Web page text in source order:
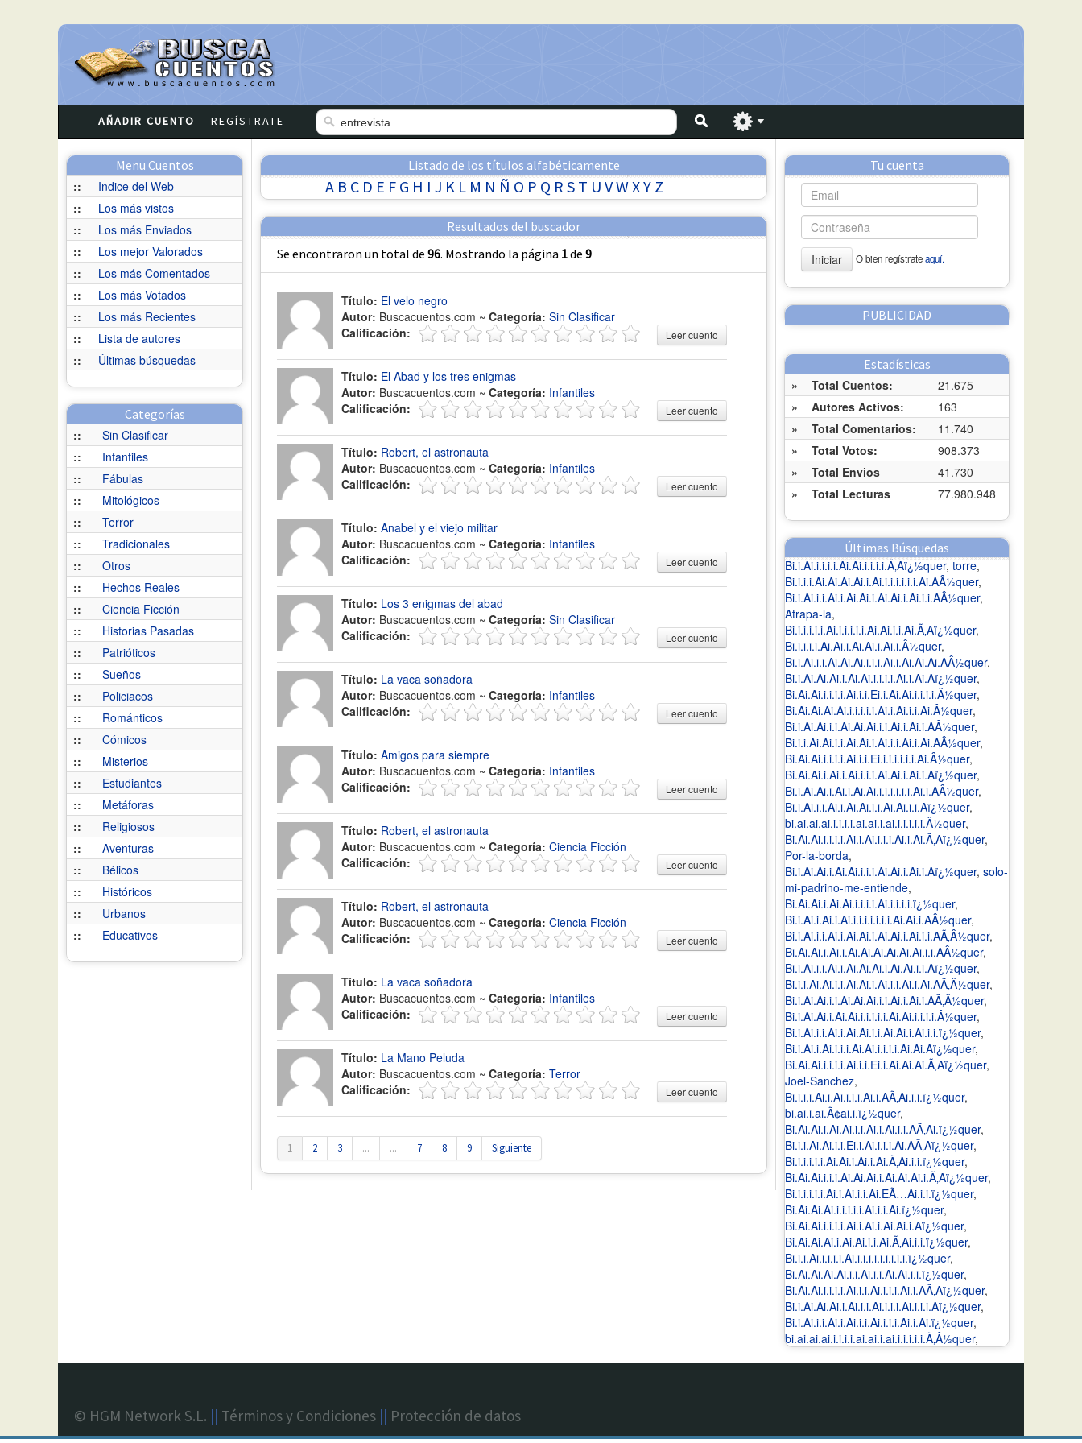
AÑADIR CUENTO REGÍSTRATE
Menu Cuentos
::
Indice del Web
::
Los más vistos
::
Los más Enviados
::
Los mejor Valorados
::
Los más Comentados
::
Los más Votados
::
Los más Recientes
::
Lista de autores
::
Últimas búsquedas
Categorías
::
Sin Clasificar
::
Infantiles
::
Fábulas
::
Mitológicos
::
Terror
::
Tradicionales
::
Otros
::
Hechos Reales
::
Ciencia Ficción
::
Historias Pasadas
::
Patrióticos
::
Sueños
::
Policiacos
::
Románticos
::
Cómicos
::
Misterios
::
Estudiantes
::
Metáforas
::
Religiosos
::
Aventuras
::
Bélicos
::
Históricos
::
Urbanos
::
Educativos
Listado de los títulos alfabéticamente
A B C D E F G H I J K L M N Ñ O P Q R S T U VWXY Z
Resultados del buscador
Se encontraron un total de 96. Mostrando la página 1de 9
Título: El velo negro
Autor: Buscacuentos.com ~ Categoría: Sin Clasificar
Calificación:
Leer cuento
Título: El Abad y los tres enigmas
Autor: Buscacuentos.com ~ Categoría: Infantiles
Calificación:
Leer cuento
Título: Robert, el astronauta
Autor: Buscacuentos.com ~ Categoría: Infantiles
Calificación:
Leer cuento
Título: Anabel y el viejo militar
Autor: Buscacuentos.com ~ Categoría: Infantiles
Calificación:
Leer cuento
Título: Los 3 enigmas del abad
Autor: Buscacuentos.com ~ Categoría: Sin Clasificar
Calificación:
Leer cuento
Título: La vaca soñadora
Autor: Buscacuentos.com ~ Categoría: Infantiles
Calificación:
Leer cuento
Título: Amigos para siempre
Autor: Buscacuentos.com ~ Categoría: Infantiles
Calificación:
Leer cuento
Título: Robert, el astronauta
Autor: Buscacuentos.com ~ Categoría: Ciencia Ficción
Calificación:
Leer cuento
Título: Robert, el astronauta
Autor: Buscacuentos.com ~ Categoría: Ciencia Ficción
Calificación:
Leer cuento
Título: La vaca soñadora
Autor: Buscacuentos.com ~ Categoría: Infantiles
Calificación:
Leer cuento
Título: La Mano Peluda
Autor: Buscacuentos.com ~ Categoría: Terror
Calificación:
Leer cuento
1 2 3 ... ... 7 8 9 Siguiente
Tu cuenta
Iniciar O bien regístrateaquí.
PUBLICIDAD
Estadísticas
»
Total Cuentos:
21.675
»
Autores Activos:
163
»
Total Comentarios:
11.740
»
Total Votos:
908.373
»
Total Envios
41.730
»
Total Lecturas 77.980.948
Últimas Búsquedas
Bi.i.Ai.i.i.i.i.Ai.Ai.i.i.i.i.Ã‚Aï¿½quer, torre,
Bi.i.i.i.Ai.Ai.Ai.Ai.i.Ai.i.i.i.i.i.i.Ai.AÂ½quer,
Bi.i.Ai.i.i.Ai.i.Ai.Ai.i.Ai.Ai.i.Ai.i.i.AÂ½quer,
Atrapa-la,
Bi.i.i.i.i.i.Ai.i.i.i.i.i.Ai.Ai.i.i.Ai.Ã‚Aï¿½quer,
Bi.i.i.i.i.Ai.Ai.i.Ai.Ai.i.Ai.i.Â½quer,
Bi.i.Ai.i.i.Ai.Ai.Ai.i.i.i.Ai.i.Ai.Ai.Ai.AÂ½quer,
Bi.i.Ai.Ai.Ai.i.Ai.Ai.i.i.i.i.Ai.i.Ai.Aï¿½quer,
Bi.Ai.Ai.i.i.i.i.Ai.i.i.Ei.i.Ai.Ai.i.i.i.i.Â½quer,
Bi.Ai.Ai.Ai.Ai.i.i.i.i.i.Ai.i.Ai.i.i.Ai.Â½quer,
Bi.i.Ai.Ai.i.i.Ai.Ai.Ai.i.i.Ai.i.Ai.i.AÂ½quer,
Bi.i.i.Ai.Ai.i.i.Ai.Ai.i.Ai.i.i.Ai.i.Ai.AÂ½quer,
Bi.Ai.Ai.i.i.i.i.Ai.i.i.Ei.i.i.i.i.i.i.Ai.Â½quer,
Bi.Ai.Ai.i.Ai.i.Ai.i.i.i.Ai.Ai.i.Ai.i.Aï¿½quer,
Bi.i.Ai.Ai.i.Ai.i.Ai.Ai.i.i.i.i.i.i.Ai.i.AÂ½quer,
Bi.i.Ai.i.i.Ai.i.Ai.Ai.i.i.Ai.Ai.i.i.Aï¿½quer,
bi.ai.ai.ai.i.i.i.i.ai.ai.i.ai.i.i.i.i.i.Â½quer,
Bi.Ai.Ai.i.i.i.i.Ai.i.Ai.i.i.i.Ai.i.Ai.Ã‚Aï¿½quer,
Por-la-borda,
Bi.i.Ai.Ai.i.Ai.Ai.i.i.i.Ai.Ai.i.Ai.i.Aï¿½quer, solo-
mi-padrino-me-entiende,
Bi.Ai.Ai.i.Ai.Ai.i.i.i.i.Ai.i.i.i.i.ï¿½quer,
Bi.i.Ai.i.Ai.i.Ai.i.i.i.i.i.i.i.Ai.Ai.i.AÂ½quer,
Bi.i.Ai.i.i.Ai.i.Ai.Ai.i.Ai.Ai.i.Ai.i.i.AÃ‚Â½quer,
Bi.Ai.Ai.i.Ai.i.Ai.Ai.Ai.Ai.Ai.Ai.i.i.AÂ½quer,
Bi.i.Ai.i.i.Ai.i.Ai.Ai.Ai.i.Ai.Ai.i.i.Aï¿½quer,
Bi.i.i.Ai.Ai.i.i.Ai.Ai.i.Ai.i.i.Ai.i.Ai.AÃ‚Â½quer,
Bi.i.Ai.Ai.i.i.Ai.Ai.Ai.i.i.Ai.i.Ai.i.AÃ‚Â½quer,
Bi.i.Ai.Ai.i.Ai.Ai.i.i.i.i.i.Ai.Ai.i.i.i.i.Â½quer,
Bi.i.Ai.i.i.Ai.i.Ai.Ai.i.i.Ai.Ai.i.Ai.i.i.ï¿½quer,
Bi.i.Ai.i.Ai.i.i.i.Ai.Ai.i.i.i.i.Ai.Ai.Aï¿½quer,
Bi.Ai.Ai.i.i.i.i.Ai.i.i.Ei.i.Ai.Ai.Ai.Ã‚Aï¿½quer,
Joel-Sanchez,
Bi.i.i.i.Ai.i.Ai.i.i.i.Ai.i.AÃ‚Ai.i.i.ï¿½quer,
bi.ai.i.ai.Ã¢ai.i.ï¿½quer,
Bi.Ai.Ai.i.Ai.Ai.i.i.Ai.i.Ai.i.i.AÃ‚Ai.ï¿½quer,
Bi.i.i.Ai.Ai.i.i.Ei.i.Ai.i.i.i.Ai.AÃ‚Aï¿½quer,
Bi.i.i.i.i.i.Ai.Ai.i.Ai.i.Ai.Ã‚Ai.i.i.ï¿½quer,
Bi.Ai.Ai.i.i.i.Ai.Ai.Ai.i.Ai.Ai.Ai.i.Ã‚Aï¿½quer,
Bi.i.i.i.i.i.Ai.i.Ai.i.i.Ai.EÃ…Ai.i.i.ï¿½quer,
Bi.Ai.Ai.Ai.i.i.i.i.i.Ai.i.i.Ai.ï¿½quer,
Bi.Ai.Ai.i.i.i.i.Ai.i.Ai.i.Ai.Ai.i.Aï¿½quer,
Bi.Ai.Ai.Ai.i.Ai.Ai.i.i.Ai.Ã‚Ai.i.i.ï¿½quer,
Bi.i.i.Ai.i.i.i.i.Ai.i.i.i.i.i.i.i.i.i.ï¿½quer,
Bi.Ai.Ai.Ai.Ai.i.i.Ai.i.i.Ai.Ai.i.i.ï¿½quer,
Bi.Ai.Ai.i.i.i.i.Ai.i.i.Ai.i.i.i.Ai.i.AÃ‚Aï¿½quer,
Bi.i.Ai.Ai.Ai.i.Ai.i.i.Ai.i.i.i.Ai.i.i.i.Aï¿½quer,
Bi.i.Ai.i.i.Ai.i.Ai.i.i.Ai.i.i.i.Ai.i.Ai.ï¿½quer,
bi.ai.ai.ai.i.i.i.i.ai.ai.i.ai.i.i.i.i.i.Ã‚Â½quer,
© HGM Network S.L. || Términos y Condiciones || Protección de datos